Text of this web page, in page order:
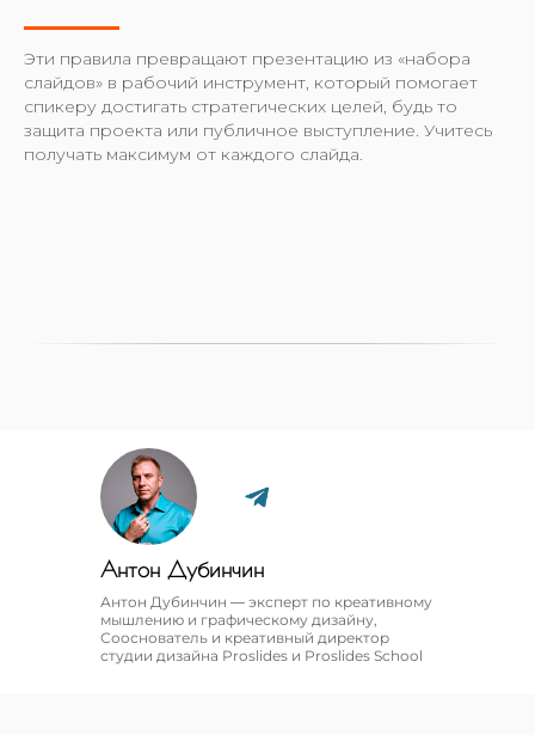
Эти правила превращают презентацию из «набора
слайдов» в рабочий инструмент, который помогает
спикеру достигать стратегических целей, будь то
защита проекта или публичное выступление. Учитесь
получать максимум от каждого слайда.
Антон Дубинчин
Антон Дубинчин — эксперт по креативному
мышлению и графическому дизайну,
Сооснователь и креативный директор
студии дизайна Proslides и Proslides School